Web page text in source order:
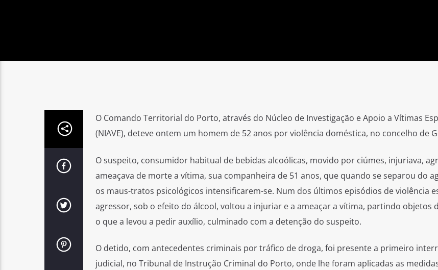
O Comando Territorial do Porto, através do Núcleo de Investigação e Apoio a Vítimas
(NIAVE), deteve ontem um homem de 52 anos por violência doméstica, no concelho de
O suspeito, consumidor habitual de bebidas alcoólicas, movido por ciúmes, injuriava,
ameaçava de morte a vítima, sua companheira de 51 anos, que quando se separou do
os maus-tratos psicológicos intensificarem-se. Num dos últimos episódios de violência
agressor, sob o efeito do álcool, voltou a injuriar e a ameaçar a vítima, partindo objetos
o que a levou a pedir auxílio, culminado com a detenção do suspeito.
O detido, com antecedentes criminais por tráfico de droga, foi presente a primeiro
judicial, no Tribunal de Instrução Criminal do Porto, onde lhe foram aplicadas as